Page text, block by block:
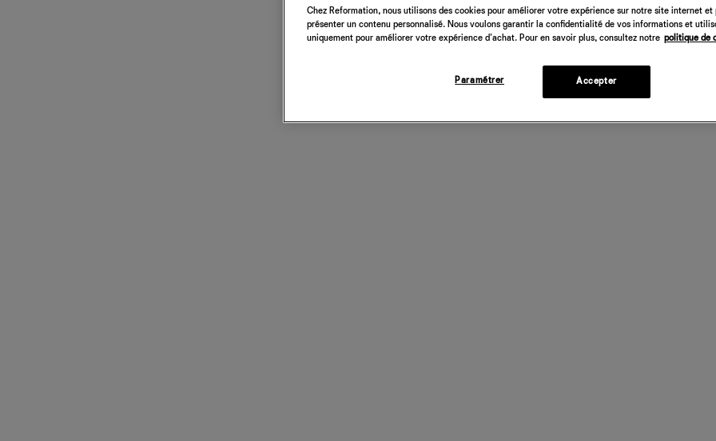
Chez Reformation, nous utilisons des cookies pour améliorer votre expérience sur notre site internet et
présenter un contenu personnalisé. Nous voulons garantir la confidentialité de vos informations et
uniquement pour améliorer votre expérience d'achat. Pour en savoir plus, consultez notre politique de
Paramétrer Accepter